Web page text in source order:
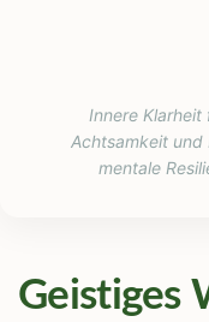
Innere Klarheit
Achtsamkeit und
mentale
Geistiges